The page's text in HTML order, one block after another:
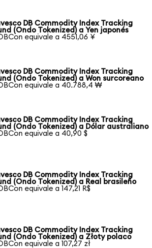
DB Commodity Index Tracking
(Ondo Tokenized) a Yen japonés
equivale a 4551,06 ¥
DB Commodity Index Tracking
(Ondo Tokenized) a Won surcoreano
equivale a 40.788,4 ₩
DB Commodity Index Tracking
(Ondo Tokenized) a Dólar australiano
equivale a 40,90 $
DB Commodity Index Tracking
(Ondo Tokenized) a Real brasileño
equivale a 147,21 R$
DB Commodity Index Tracking
(Ondo Tokenized) a Złoty polaco
equivale a 107,27 zł